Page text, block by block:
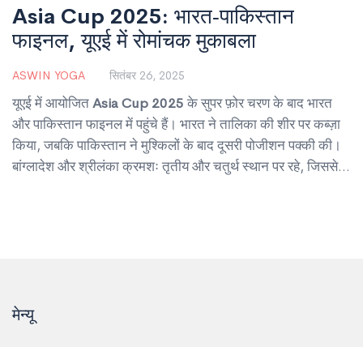
Asia Cup 2025: भारत‑पाकिस्तान
फाइनल, यूएई में रोमांचक मुकाबला
ASWIN YOGA सितंबर 26, 2025
यूएई में आयोजितAsia Cup 2025 के सुपर फ़ोर चरण के बाद भारत
और पाकिस्तान फाइनल में पहुंचे हैं। भारत ने तालिका की शीर पर कब्ज़ा
किया, जबकि पाकिस्तान ने मुश्किलों के बाद दूसरी पोजीशन पक्की की।
बांग्लादेश और श्रीलंका क्रमशः तृतीय और चतुर्थ स्थान पर रहे, जिससे
मेन्यू